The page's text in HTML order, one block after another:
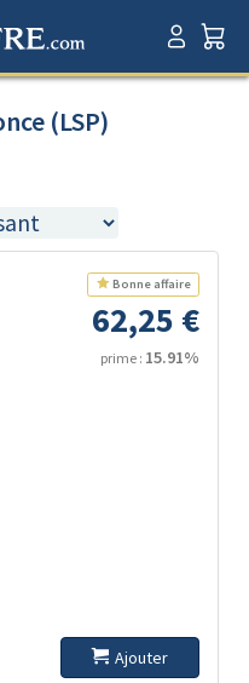
(LSP)
Bonne affaire
62,25 €
prime : 15.91%
Ajouter